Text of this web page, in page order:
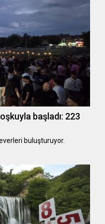
başladı: 223
buluşturuyor.